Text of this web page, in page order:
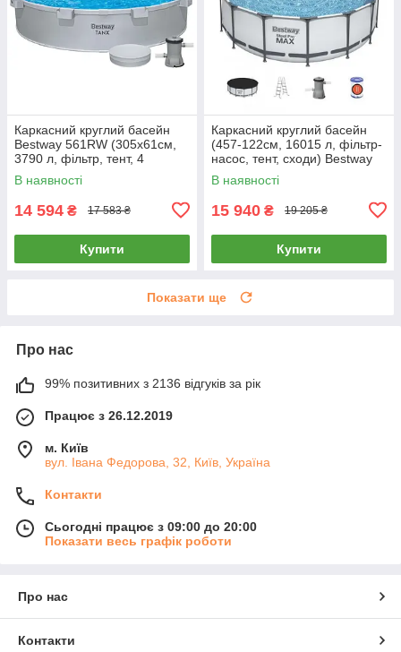
Каркасний круглий басейн
Bestway 561RW (305х61см,
3790 л, фільтр, тент, 4
підсклянники) Сірий
В наявності
14 594 ₴ 17 583 ₴
Купити
Каркасний круглий басейн
(457-122см, 16015 л, фільтр-
насос, тент, сходи) Bestway
56438 Сірий
В наявності
15 940 ₴ 19 205 ₴
Купити
Показати ще
Про нас
99% позитивних з 2136 відгуків за рік
Працює з 26.12.2019
м. Київ
вул. Івана Федорова, 32, Київ, Україна
Контакти
Сьогодні працює з 09:00 до 20:00
Показати весь графік роботи
Про нас
Контакти